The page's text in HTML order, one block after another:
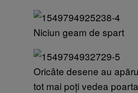
Niciun geam de spart
Oricâte desene au
tot mai poți vedea